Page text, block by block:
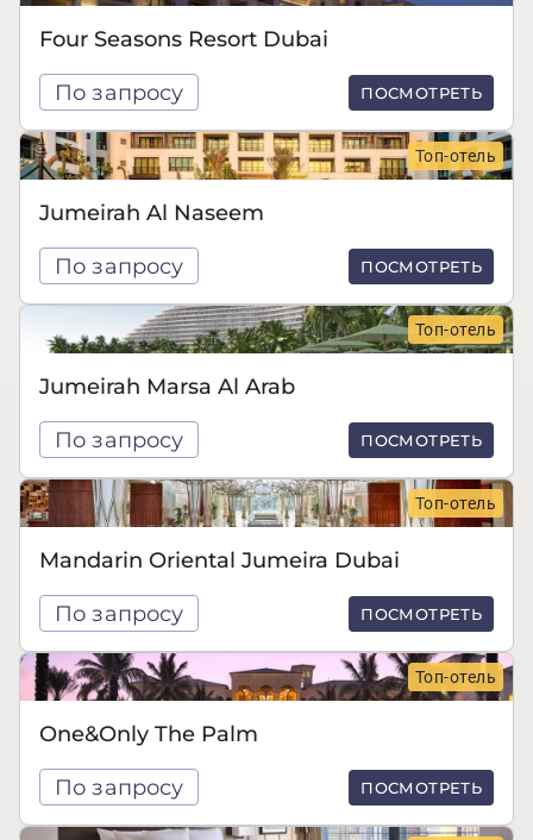
Four Seasons Resort Dubai
По запросу ПОСМОТРЕТЬ
Топ-отель
Jumeirah Al Naseem
По запросу ПОСМОТРЕТЬ
Топ-отель
Jumeirah Marsa Al Arab
По запросу ПОСМОТРЕТЬ
Топ-отель
Mandarin Oriental Jumeira Dubai
По запросу ПОСМОТРЕТЬ
Топ-отель
One&Only The Palm
По запросу ПОСМОТРЕТЬ